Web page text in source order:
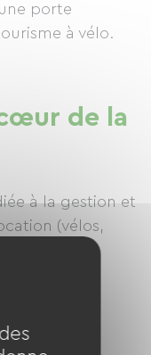
porte
à vélo.
de la
à la gestion et
(vélos,
en ligne